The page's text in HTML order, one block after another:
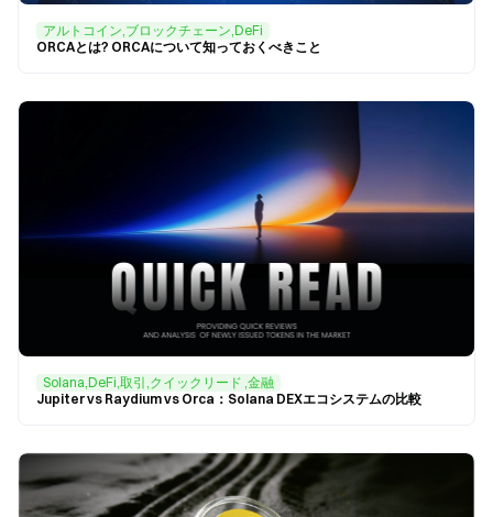
アルトコイン,ブロックチェーン,DeFi
ORCAとは? ORCAについて知っておくべきこと
Solana,DeFi,取引,クイックリード ,金融
Jupiter vs Raydium vs Orca：Solana DEXエコシステムの比較